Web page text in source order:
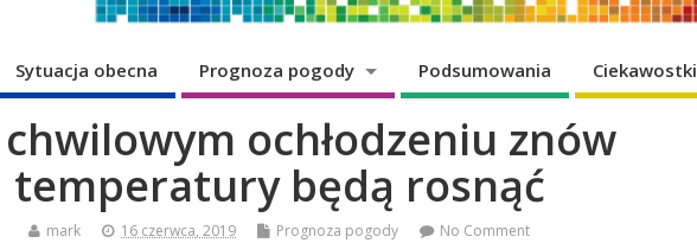
Sytuacja obecna Prognoza pogody Podsumowania Ciekawostki
chwilowym ochłodzeniu znów
temperatury będą rosnąć
mark 16 czerwca, 2019 Prognoza pogody No Comment